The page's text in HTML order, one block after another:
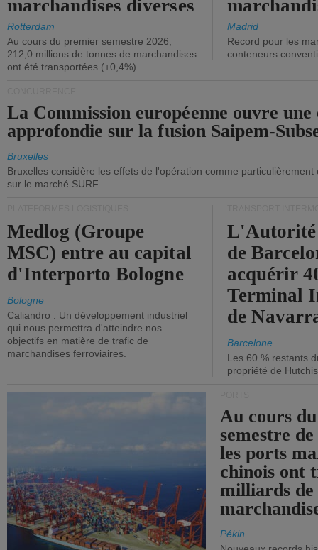
marchandises diverses
ont diminué.
Rotterdam
Au cours du premier semestre 2026,
212,0 millions de tonnes de marchandises
ont été transportées (+0,4%).
(+2,9%).
Madrid
Record pour les
conteneurs
La Commission européenne ouvre une
approfondie sur la fusion Saipem-
Bruxelles
Bruxelles considère les effets de l'opération comme
sur le marché SURF.
Medlog (Groupe
MSC) entre au capital
d'Interporto Bologne
Bologne
Caliandro : Un développement industriel
qui nous permettra d'atteindre nos
objectifs en matière de trafic de
marchandises ferroviaires.
de
acquérir
Terminal
de
Barcelone
Les 60 % restants
propriété de
Au cours
semestre
les ports
chinois ont
milliards de
Pékin